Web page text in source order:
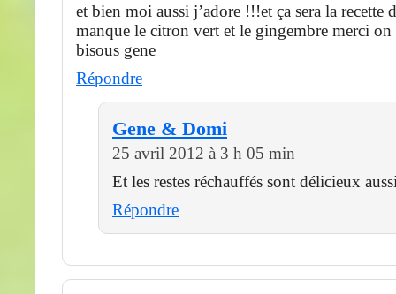
et bien moi aussi j’adore !!!et ça sera la recette
manque le citron vert et le gingembre merci on
bisous gene
Répondre
Gene & Domi
25 avril 2012 à 3 h 05 min
Et les restes réchauffés sont délicieux
Répondre